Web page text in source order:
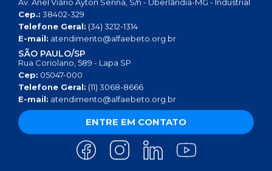
Cep.:38402-329
Telefone Geral:
E-mail:atendimento@alfaebeto.org.br
SÃO PAULO/SP
Rua Coriolano, 589 - Lapa SP
Cep:05047-000
Telefone Geral:
E-mail:atendimento@alfaebeto.org.br
ENTRE EM CONTATO